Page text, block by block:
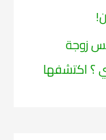
زوجة
؟ اكتشفها